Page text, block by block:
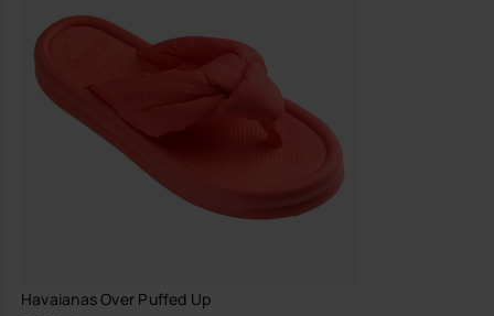
Qualità e durata
Materiali selezionati e costruzione studiata per accompagnare
estate dopo estate, con una suola che mantiene struttura e una
fascetta che conserva forma e volume nel tempo.
È la tipica infradito havaianas che non indossi solo per comodità, ma
perché racconta subito come ti piace occupare lo spazio, un passo
Acquista online su www.havaianas-store.com, il negozio ufficiale
Havaianas in Italia, e porta il tuo stile a un livello superiore.
Havaianas Over Puffed Up